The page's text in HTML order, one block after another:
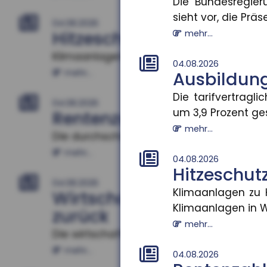
sieht vor, die
mehr...
04.08.2026
Die
um 3,9 Prozent
mehr...
04.08.2026
Klimaanlagen zu
Klimaanlagen in
mehr...
04.08.2026
Hitzeschutz als
Klimaanlagen zu Hause verbessern
mehr...
Rentenzahlbeträge
Die durchschnittlichen
mehr...
Wirtschaftliche Lage
zurück
Die wirtschaftliche Situation kleiner und
mehr...